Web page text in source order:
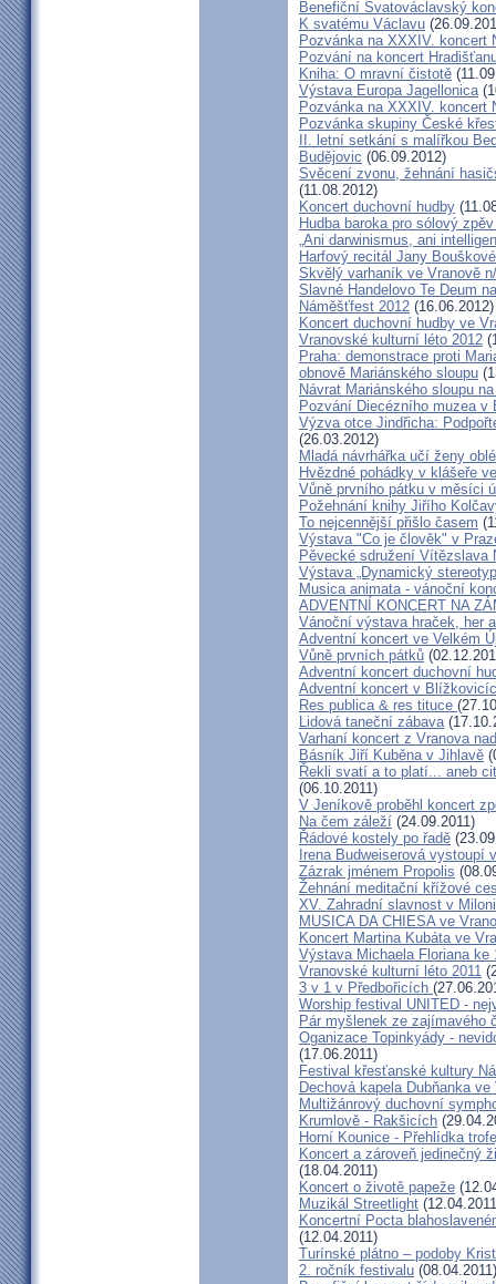
Benefiční Svatováclavský
K svatému Václavu
Pozvánka na XXXIV. koncert
Pozvání na koncert
Kniha: O mravní čistotě
Výstava Europa Jagellonica
Pozvánka na XXXIV. koncert
Pozvánka skupiny České
II. letní setkání s malířkou
Budějovic (06.09.2012)
Svěcení zvonu, žehnání
(11.08.2012)
Koncert duchovní hudby
Hudba baroka pro sólový
„Ani darwinismus, ani
Harfový recitál Jany
Skvělý varhaník ve Vranově
Slavné Handelovo Te Deum
Náměšťfest 2012 (16.06.2012)
Koncert duchovní hudby ve
Vranovské kulturní léto 2012
Praha: demonstrace proti
obnově Mariánského sloupu
Návrat Mariánského sloupu
Pozvání Diecézního muzea v
Výzva otce Jindřicha:
(26.03.2012)
Mladá návrhářka učí ženy
Hvězdné pohádky v klášeře
Vůně prvního pátku v měsíci
Požehnání knihy Jiřího
To nejcennější přišlo časem
Výstava "Co je člověk" v
Pěvecké sdružení Vítězslava
Výstava „Dynamický
Musica animata - vánoční
ADVENTNÍ KONCERT NA
Vánoční výstava hraček, her
Adventní koncert ve Velkém
Vůně prvních pátků
Adventní koncert duchovní
Adventní koncert v
Res publica & res tituce
Lidová taneční zábava
Varhaní koncert z Vranova
Básník Jiří Kuběna v Jihlavě
Řekli svatí a to platí... aneb
(06.10.2011)
V Jeníkově proběhl koncert
Na čem záleží (24.09.2011)
Řádové kostely po řadě
Irena Budweiserová vystoupí
Zázrak jménem Propolis
Žehnání meditační křížové
XV. Zahradní slavnost v
MUSICA DA CHIESA ve
Koncert Martina Kubáta ve
Výstava Michaela Floriana ke
Vranovské kulturní léto 2011
3 v 1 v Předbořicích
Worship festival UNITED -
Pár myšlenek ze zajímavého
Oganizace Topinkyády -
(17.06.2011)
Festival křesťanské kultury
Dechová kapela Dubňanka
Multižánrový duchovní
Krumlově - Rakšicích
Horní Kounice - Přehlídka
Koncert a zároveň jedinečný
(18.04.2011)
Koncert o životě papeže
Muzikál Streetlight
Koncertní Pocta
(12.04.2011)
Turínské plátno – podoby
2. ročník festivalu (08.04.2011)